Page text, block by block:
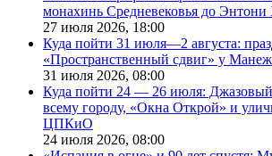
монахинь Средневековья до Энтони
27 июля 2026, 18:00
Куда пойти 31 июля—2 августа:
«Пространственный сдвиг» у
31 июля 2026, 08:00
Куда пойти 24 — 26 июля: Джазовый
всему городу, «Окна Открой» и
ЦПКиО
24 июля 2026, 08:00